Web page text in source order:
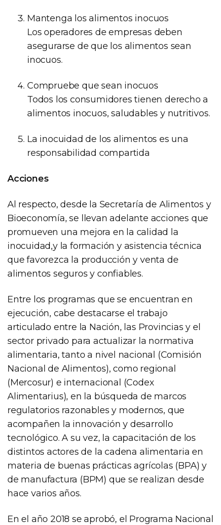
Mantenga los alimentos inocuos
Los operadores de empresas deben
asegurarse de que los alimentos sean
inocuos.
Compruebe que sean inocuos
Todos los consumidores tienen derecho a
alimentos inocuos, saludables y nutritivos.
La inocuidad de los alimentos es una
responsabilidad compartida
Acciones
Al respecto, desde la Secretaría de Alimentos y
Bioeconomía, se llevan adelante acciones que
promueven una mejora en la calidad la
inocuidad,y la formación y asistencia técnica
que favorezca la producción y venta de
alimentos seguros y confiables.
Entre los programas que se encuentran en
ejecución, cabe destacarse el trabajo
articulado entre la Nación, las Provincias y el
sector privado para actualizar la normativa
alimentaria, tanto a nivel nacional (Comisión
Nacional de Alimentos), como regional
(Mercosur) e internacional (Codex
Alimentarius), en la búsqueda de marcos
regulatorios razonables y modernos, que
acompañen la innovación y desarrollo
tecnológico. A su vez, la capacitación de los
distintos actores de la cadena alimentaria en
materia de buenas prácticas agrícolas (BPA) y
de manufactura (BPM) que se realizan desde
hace varios años.
En el año 2018 se aprobó, el Programa Nacional